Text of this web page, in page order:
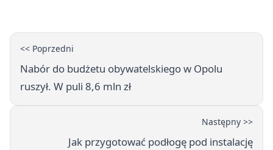
<< Poprzedni
Nabór do budżetu obywatelskiego w Opolu
ruszył. W puli 8,6 mln zł
Następny >>
Jak przygotować podłogę pod instalację